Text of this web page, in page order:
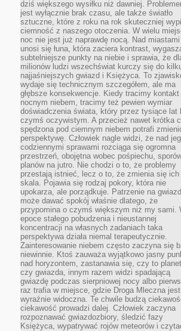
dziś większego wysiłku niż dawniej.
jest wyłącznie brak czasu, ale także światło
sztuczne, które z roku na rok skuteczniej
ciemność z naszego otoczenia. W wielu
noc nie jest już naprawdę nocą. Nad miastami
unosi się łuna, która zaciera kontrast,
subtelniejsze punkty na niebie i sprawia, że
milionów ludzi wszechświat kurczy się do
najjaśniejszych gwiazd i Księżyca. To
wydaje się technicznym szczegółem, ale ma
głębsze konsekwencje. Kiedy tracimy kontakt
nocnym niebem, tracimy też pewien wymiar
doświadczenia świata, który przez tysiące lat
czymś oczywistym. A przecież nawet krótka
spędzona pod ciemnym niebem potrafi
perspektywę. Człowiek nagle widzi, że nad
codziennymi sprawami rozciąga się ogromna
przestrzeń, obojętna wobec pośpiechu,
planów na jutro. Nie chodzi o to, że problemy
przestają istnieć, lecz o to, że zmienia się ich
skala. Pojawia się rodzaj pokory, która nie
upokarza, ale porządkuje. Patrzenie na
może dawać spokój właśnie dlatego, że
przypomina o czymś większym niż my sami.
epoce stałego pobudzenia i nieustannej
koncentracji na własnych zadaniach taka
perspektywa działa niemal terapeutycznie.
Zainteresowanie niebem często zaczyna się
niewinnie. Ktoś zauważa wyjątkowo jasny
nad horyzontem, zastanawia się, czy to
czy gwiazda, innym razem widzi spadającą
gwiazdę podczas sierpniowej nocy albo
raz trafia w miejsce, gdzie Droga Mleczna jest
wyraźnie widoczna. Te chwile budzą
ciekawość prowadzi dalej. Człowiek zaczyna
rozpoznawać gwiazdozbiory, śledzić fazy
Księżyca, wypatrywać rojów meteorów i